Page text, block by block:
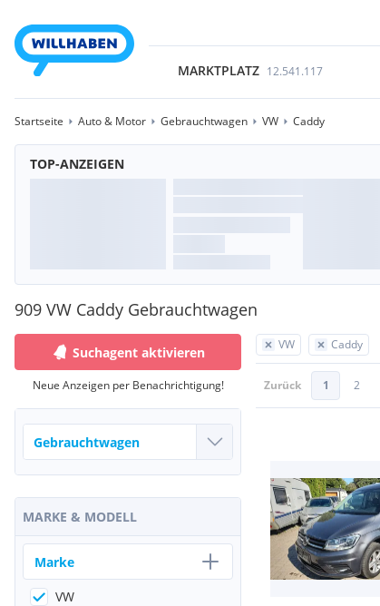
MARKTPLATZ 12.541.117
Startseite Auto & Motor Gebrauchtwagen VW Caddy
TOP-ANZEIGEN
909 VW Caddy Gebrauchtwagen
VW Caddy
Zurück 1 2
Suchagent aktivieren
Neue Anzeigen per Benachrichtigung!
MARKE & MODELL
Marke
VW